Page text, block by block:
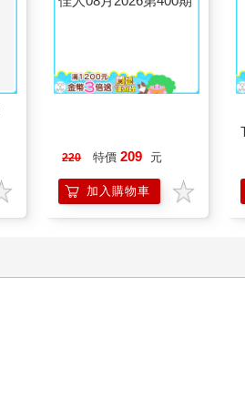
220 特價 209 元
加入購物車